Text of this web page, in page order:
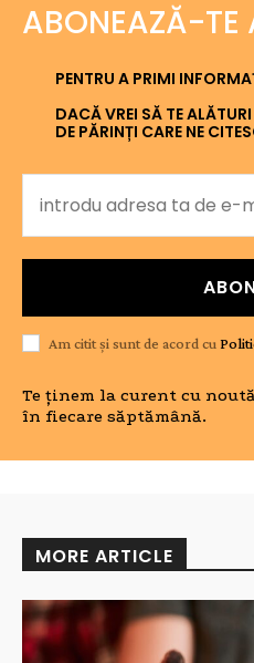
ABONEAZĂ-TE
PENTRU A PRIMI
DACĂ VREI SĂ TE
DE PĂRINȚI CARE NE
Am citit și sunt de acord cu
Te ținem la curent cu
în fiecare săptămână.
MORE ARTICLE